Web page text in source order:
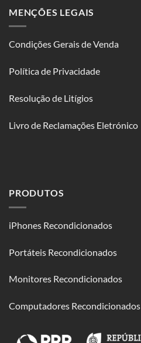
MENÇÕES LEGAIS
Condições Gerais de Venda
Política de Privacidade
Resolução de Litígios
Livro de Reclamações Eletrónico
PRODUTOS
iPhones Recondicionados
Portáteis Recondicionados
Monitores Recondicionados
Computadores Recondicionados